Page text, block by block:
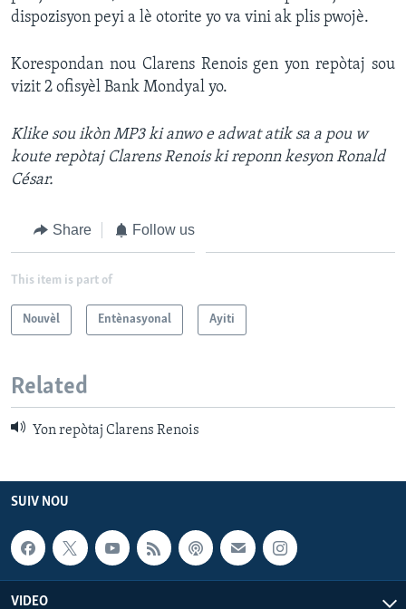
dispozisyon peyi a lè otorite yo va vini ak plis pwojè.
Korespondan nou Clarens Renois gen yon repòtaj sou
vizit 2 ofisyèl Bank Mondyal yo.
Klike sou ikòn MP3 ki anwo e adwat atik sa a pou w
koute repòtaj Clarens Renois ki reponn kesyon Ronald
César.
Share Follow us
This item is part of
Nouvèl Entènasyonal Ayiti
Related
Yon repòtaj Clarens Renois
SUIV NOU
VIDEO